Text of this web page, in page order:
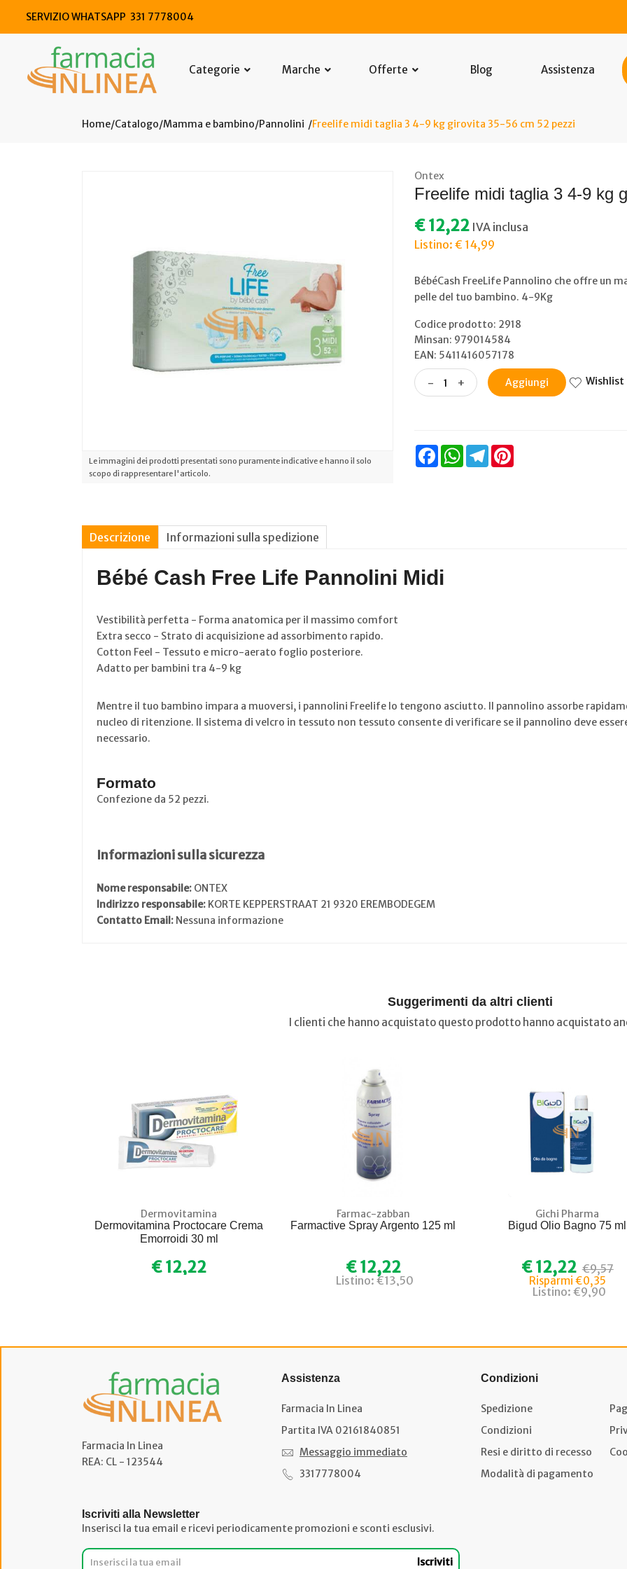
SERVIZIO WHATSAPP 331 7778004
Categorie Marche Offerte Blog Assistenza
Home Catalogo/Mamma e bambino/Pannolini Freelife midi taglia 3 4-9 kg girovita 35-56 cm 52 pezzi
Le immagini dei prodotti presentati sono puramente indicative e hanno il solo
scopo di rappresentare l'articolo.
Ontex
Freelife midi taglia 3 4-9 kg
€ 12,22 IVA inclusa
Listino: € 14,99
BébéCash FreeLife Pannolino che offre un
pelle del tuo bambino. 4-9Kg
Codice prodotto: 2918
Minsan: 979014584
EAN: 5411416057178
- + Aggiungi Wishlist
FacebookWhatsAppTelegram
Descrizione Informazioni sulla spedizione
Bébé Cash Free Life Pannolini Midi
Vestibilità perfetta - Forma anatomica per il massimo comfort
Extra secco - Strato di acquisizione ad assorbimento rapido.
Cotton Feel - Tessuto e micro-aerato foglio posteriore.
Adatto per bambini tra 4-9 kg
Mentre il tuo bambino impara a muoversi, i pannolini Freelife lo tengono asciutto. Il pannolino assorbe
nucleo di ritenzione. Il sistema di velcro in tessuto non tessuto consente di verificare se il pannolino deve
necessario.
Formato
Confezione da 52 pezzi.
Informazioni sulla sicurezza
Nome responsabile: ONTEX
Indirizzo responsabile: KORTE KEPPERSTRAAT 21 9320 EREMBODEGEM
Contatto Email: Nessuna informazione
Suggerimenti da altri clienti
I clienti che hanno acquistato questo prodotto hanno acquistato
Dermovitamina
Dermovitamina Proctocare Crema
Emorroidi 30 ml
€ 12,22
Farmac-zabban
Farmactive Spray Argento 125 ml
€ 12,22
Listino: €13,50
Gichi Pharma
Bigud Olio Bagno 75 ml
€ 12,22 €9,57
Risparmi €0,35
Listino: €9,90
Farmacia In Linea
REA: CL - 123544
Assistenza
Farmacia In Linea
Partita IVA 02161840851
Messaggio immediato
3317778004
Condizioni
Spedizione
Condizioni
Resi e diritto di recesso
Modalità di pagamento
Iscriviti alla Newsletter
Inserisci la tua email e ricevi periodicamente promozioni e sconti esclusivi.
Iscriviti